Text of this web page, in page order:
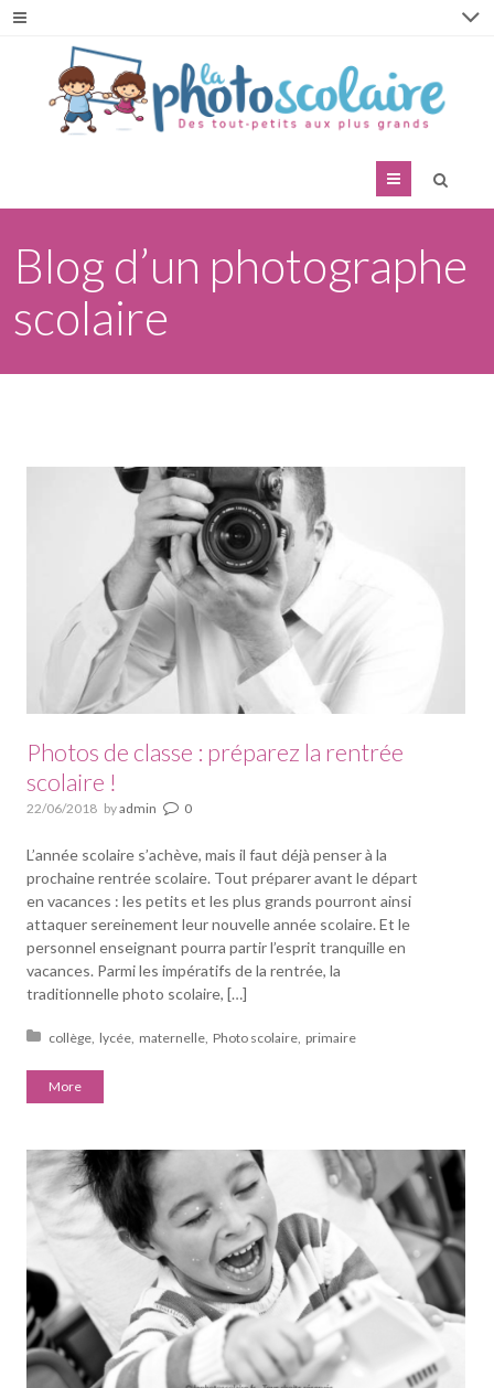
Menu
Blog d’un photographe
scolaire
Photos de classe : préparez la rentrée
scolaire !
22/06/2018 byadmin 0
L’année scolaire s’achève, mais il faut déjà penser à la
prochaine rentrée scolaire. Tout préparer avant le départ
en vacances : les petits et les plus grands pourront ainsi
attaquer sereinement leur nouvelle année scolaire. Et le
personnel enseignant pourra partir l’esprit tranquille en
vacances. Parmi les impératifs de la rentrée, la
traditionnelle photo scolaire, […]
Posted in:
collège lycée maternelle Photo scolaire primaire
More